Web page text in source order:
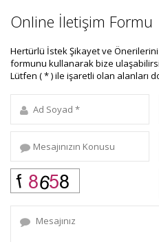
Online İletişim Formu
Hertürlü İstek Şikayet ve
formunu kullanarak bize
Lütfen ( * ) ile işaretli olan alanları